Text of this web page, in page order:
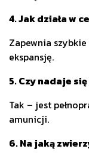
4. Jak działa w
Zapewnia
ekspansję.
5. Czy nadaje
Tak – jest
amunicji.
6. Na jaką